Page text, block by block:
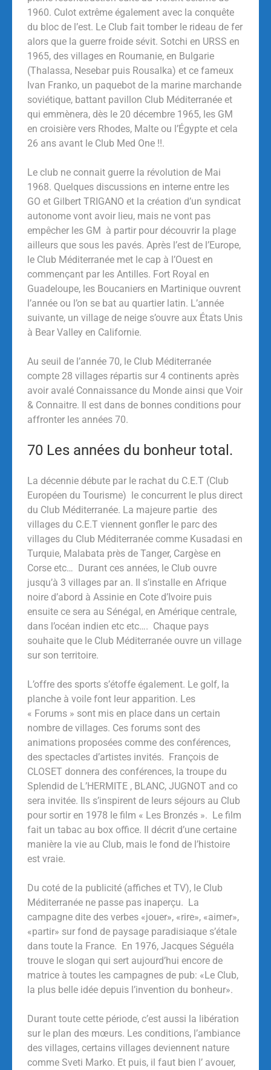
1960. Culot extrême également avec la conquête
du bloc de l’est. Le Club fait tomber le rideau de fer
alors que la guerre froide sévit. Sotchi en URSS en
1965, des villages en Roumanie, en Bulgarie
(Thalassa, Nesebar puis Rousalka) et ce fameux
Ivan Franko, un paquebot de la marine marchande
soviétique, battant pavillon Club Méditerranée et
qui emmènera, dès le 20 décembre 1965, les GM
en croisière vers Rhodes, Malte ou l’Égypte et cela
26 ans avant le Club Med One !!.
Le club ne connait guerre la révolution de Mai
1968. Quelques discussions en interne entre les
GO et Gilbert TRIGANO et la création d’un syndicat
autonome vont avoir lieu, mais ne vont pas
empêcher les GM à partir pour découvrir la plage
ailleurs que sous les pavés. Après l’est de l’Europe,
le Club Méditerranée met le cap à l’Ouest en
commençant par les Antilles. Fort Royal en
Guadeloupe, les Boucaniers en Martinique ouvrent
l’année ou l’on se bat au quartier latin. L’année
suivante, un village de neige s’ouvre aux États Unis
à Bear Valley en Californie.
Au seuil de l’année 70, le Club Méditerranée
compte 28 villages répartis sur 4 continents après
avoir avalé Connaissance du Monde ainsi que Voir
& Connaitre. Il est dans de bonnes conditions pour
affronter les années 70.
70 Les années du bonheur total.
La décennie débute par le rachat du C.E.T (Club
Européen du Tourisme) le concurrent le plus direct
du Club Méditerranée. La majeure partie des
villages du C.E.T viennent gonfler le parc des
villages du Club Méditerranée comme Kusadasi en
Turquie, Malabata près de Tanger, Cargèse en
Corse etc… Durant ces années, le Club ouvre
jusqu’à 3 villages par an. Il s’installe en Afrique
noire d’abord à Assinie en Cote d’Ivoire puis
ensuite ce sera au Sénégal, en Amérique centrale,
dans l’océan indien etc etc…. Chaque pays
souhaite que le Club Méditerranée ouvre un village
sur son territoire.
L’offre des sports s’étoffe également. Le golf, la
planche à voile font leur apparition. Les
« Forums » sont mis en place dans un certain
nombre de villages. Ces forums sont des
animations proposées comme des conférences,
des spectacles d’artistes invités. François de
CLOSET donnera des conférences, la troupe du
Splendid de L’HERMITE , BLANC, JUGNOT and co
sera invitée. Ils s’inspirent de leurs séjours au Club
pour sortir en 1978 le film « Les Bronzés ». Le film
fait un tabac au box office. Il décrit d’une certaine
manière la vie au Club, mais le fond de l’histoire
est vraie.
Du coté de la publicité (affiches et TV), le Club
Méditerranée ne passe pas inaperçu. La
campagne dite des verbes «jouer», «rire», «aimer»,
«partir» sur fond de paysage paradisiaque s’étale
dans toute la France. En 1976, Jacques Séguéla
trouve le slogan qui sert aujourd’hui encore de
matrice à toutes les campagnes de pub: «Le Club,
la plus belle idée depuis l’invention du bonheur».
Durant toute cette période, c’est aussi la libération
sur le plan des mœurs. Les conditions, l’ambiance
des villages, certains villages deviennent nature
comme Sveti Marko. Et puis, il faut bien l’ avouer,